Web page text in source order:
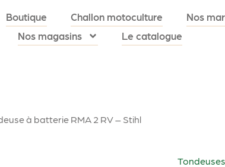
Boutique Challon motoculture Nos
Nos magasins
Le catalogue
à batterie RMA 2 RV – Stihl
Tondeuses